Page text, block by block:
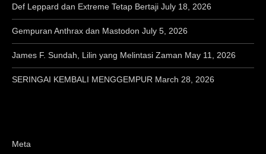
Def Leppard dan Extreme Tetap Bertaji July 18, 2026
Gempuran Anthrax dan Mastodon July 5, 2026
James F. Sundah, Lilin yang Melintasi Zaman May 11, 2026
SERINGAI KEMBALI MENGGEMPUR March 28, 2026
Meta